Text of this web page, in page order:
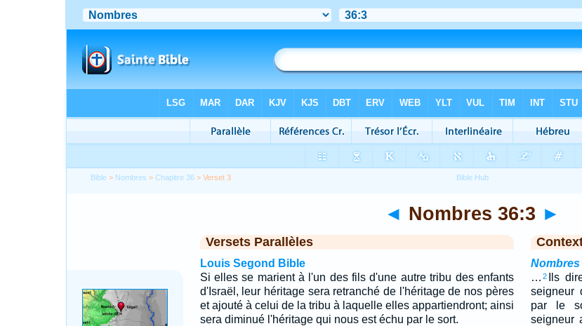
Bible > Nombres >Chapitre 36 > Verset 3
◄ Nombres 36:3 ►
Versets Parallèles
Louis Segond Bible
Si elles se marient à l'un des fils d'une autre tribu des enfants
d'Israël, leur héritage sera retranché de l'héritage de nos pères
et ajouté à celui de la tribu à laquelle elles appartiendront; ainsi
sera diminué l'héritage qui nous est échu par le sort.
Nombres
… 2
Ils
seigneur
par le
seigneur